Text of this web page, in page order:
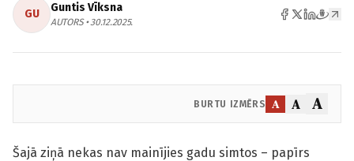
GU Guntis Vīksna
AUTORS • 30.12.2025.
BURTU IZMĒRS A A A
Šajā ziņā nekas nav mainījies gadu simtos – papīrs